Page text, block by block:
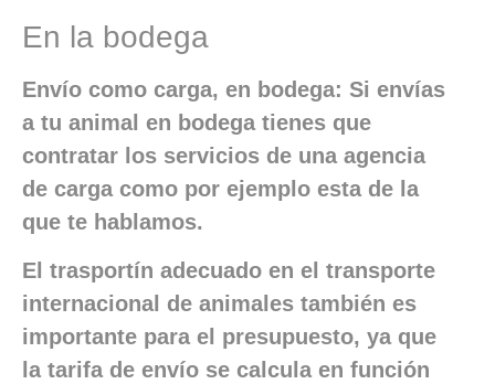
En la bodega
Envío como carga, en bodega: Si envías
a tu animal en bodega tienes que
contratar los servicios de una agencia
de carga como por ejemplo esta de la
que te hablamos.
El trasportín adecuado en el transporte
internacional de animales también es
importante para el presupuesto, ya que
la tarifa de envío se calcula en función